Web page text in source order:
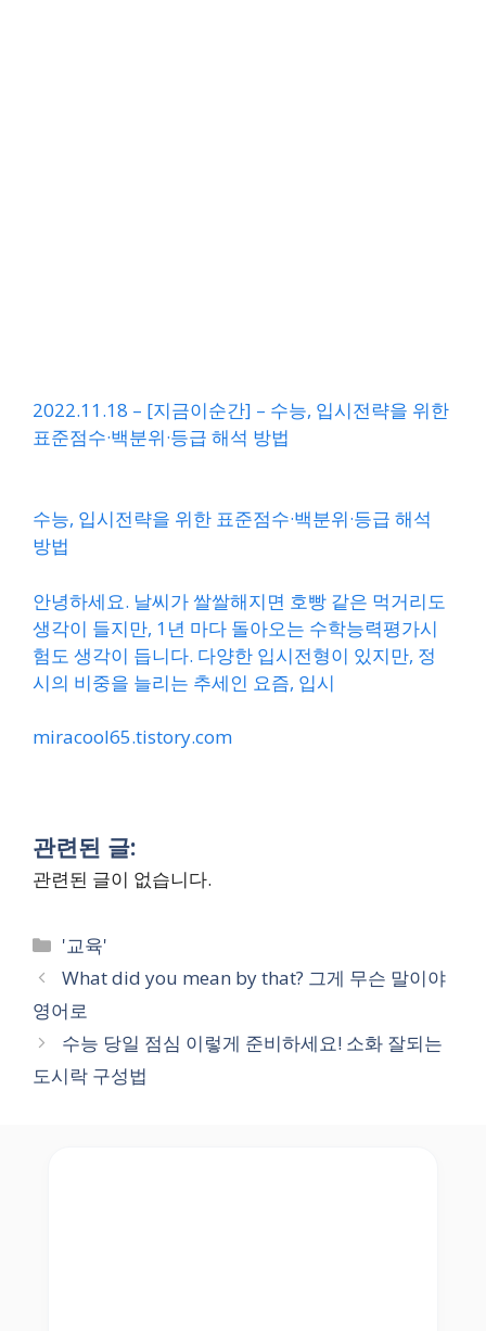
2022.11.18 – [지금이순간] – 수능, 입시전략을 위한
표준점수·백분위·등급 해석 방법
수능, 입시전략을 위한 표준점수·백분위·등급 해석
방법
안녕하세요. 날씨가 쌀쌀해지면 호빵 같은 먹거리도
생각이 들지만, 1년 마다 돌아오는 수학능력평가시
험도 생각이 듭니다. 다양한 입시전형이 있지만, 정
시의 비중을 늘리는 추세인 요즘, 입시
miracool65.tistory.com
관련된 글:
관련된 글이 없습니다.
Categories
'교육'
What did you mean by that? 그게 무슨 말이야
영어로
수능 당일 점심 이렇게 준비하세요! 소화 잘되는
도시락 구성법